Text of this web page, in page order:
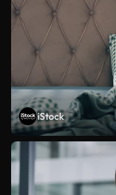
iStock